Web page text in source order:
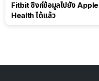
Fitbit ซิงก์ข้อมูลไปยัง Apple
Health ได้แล้ว